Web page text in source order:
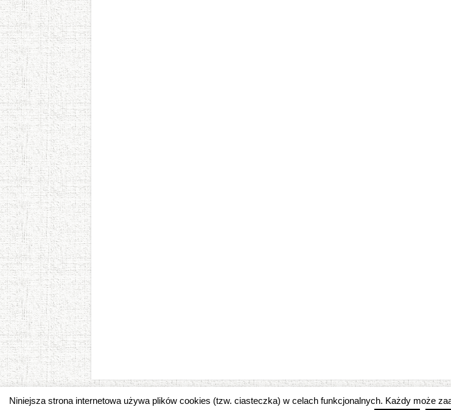
Niniejsza strona internetowa używa plików cookies (tzw. ciasteczka) w celach funkcjonalnych. Każdy może